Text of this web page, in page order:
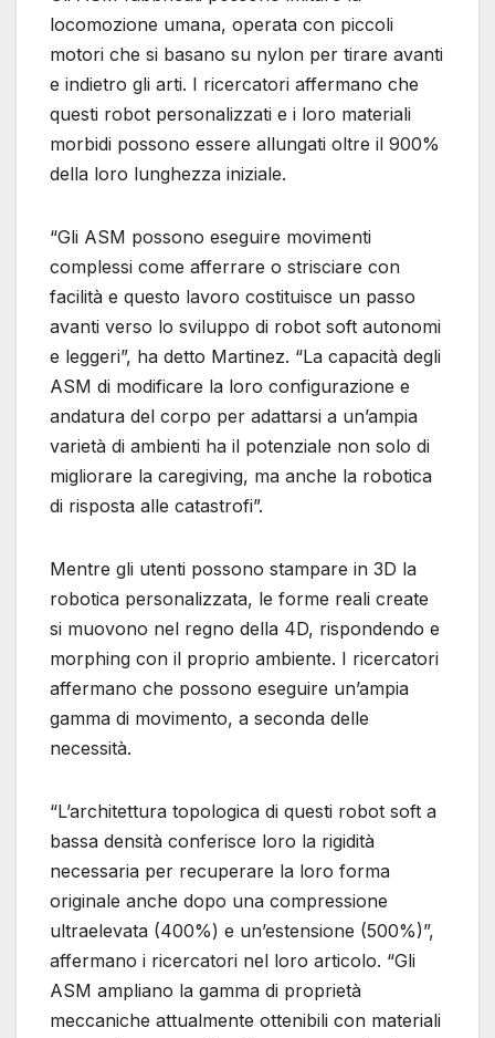
locomozione umana, operata con piccoli
motori che si basano su nylon per tirare avanti
e indietro gli arti. I ricercatori affermano che
questi robot personalizzati e i loro materiali
morbidi possono essere allungati oltre il 900%
della loro lunghezza iniziale.
“Gli ASM possono eseguire movimenti
complessi come afferrare o strisciare con
facilità e questo lavoro costituisce un passo
avanti verso lo sviluppo di robot soft autonomi
e leggeri”, ha detto Martinez. “La capacità degli
ASM di modificare la loro configurazione e
andatura del corpo per adattarsi a un’ampia
varietà di ambienti ha il potenziale non solo di
migliorare la caregiving, ma anche la robotica
di risposta alle catastrofi”.
Mentre gli utenti possono stampare in 3D la
robotica personalizzata, le forme reali create
si muovono nel regno della 4D, rispondendo e
morphing con il proprio ambiente. I ricercatori
affermano che possono eseguire un’ampia
gamma di movimento, a seconda delle
necessità.
“L’architettura topologica di questi robot soft a
bassa densità conferisce loro la rigidità
necessaria per recuperare la loro forma
originale anche dopo una compressione
ultraelevata (400%) e un’estensione (500%)”,
affermano i ricercatori nel loro articolo. “Gli
ASM ampliano la gamma di proprietà
meccaniche attualmente ottenibili con materiali